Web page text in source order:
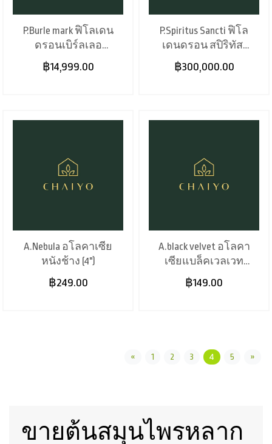
P.Burle mark ฟิโลเดน
ดรอนเบิร์ลเลอ
มาร์ค (11")
฿14,999.00
P.Spiritus Sancti ฟิโล
เดนดรอน สปิริทัส-
฿300,000.00
A.Nebula อโลคาเซีย
หนังช้าง (4")
฿249.00
A.black velvet อโลคา
เซียแบล็คเวลเวท
฿149.00
« 1 2 3 4 5 »
ขายต้นสมุนไพรหลาก